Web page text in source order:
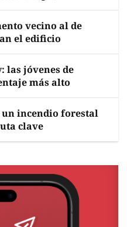
vecino al de
el edificio
las jóvenes de
más alto
incendio forestal
clave